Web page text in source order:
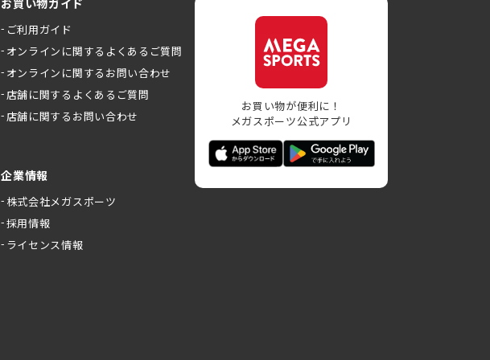
お買い物ガイド
ご利用ガイド
オンラインに関するよくあるご質問
オンラインに関するお問い合わせ
店舗に関するよくあるご質問
店舗に関するお問い合わせ
企業情報
株式会社メガスポーツ
採用情報
ライセンス情報
お買い物が便利に！
メガスポーツ公式アプリ